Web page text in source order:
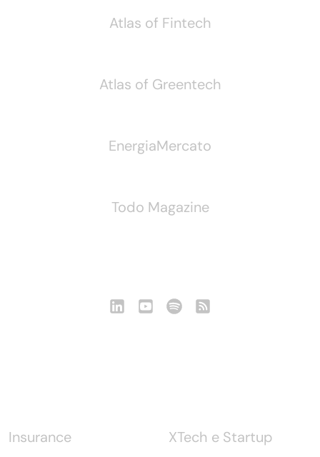
Atlas of Fintech
Atlas of Greentech
EnergiaMercato
Todo Magazine
Insurance XTech e Startup